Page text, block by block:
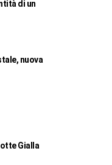
di un
nuova
Gialla